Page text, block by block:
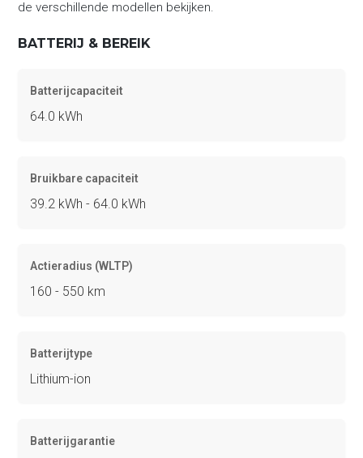
de verschillende modellen bekijken.
BATTERIJ & BEREIK
Batterijcapaciteit
64.0 kWh
Bruikbare capaciteit
39.2 kWh - 64.0 kWh
Actieradius (WLTP)
160 - 550 km
Batterijtype
Lithium-ion
Batterijgarantie